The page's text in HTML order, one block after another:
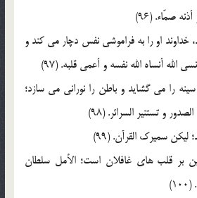
صمّاء. (96)
او را به فراموشي نفس دچار مي کند و
الله أنساه الله نفسه و أعمي قلبه. (97)
را مي گشايد و باطن را نوراني مي سازد؛
و تستنير السرائر. (98)
سميرک القرآن. (99)
بر قلب هاي غافلان است؛ الأمل سلطان